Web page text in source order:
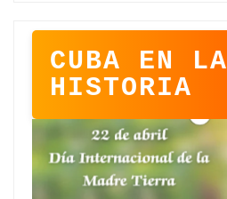
CUBA EN LA
HISTORIA